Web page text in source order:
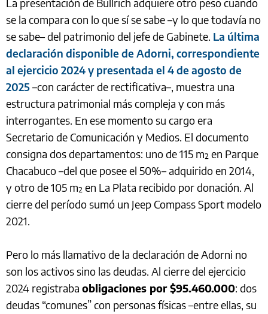
La presentación de Bullrich adquiere otro peso cuando
se la compara con lo que sí se sabe –y lo que todavía no
se sabe– del patrimonio del jefe de Gabinete. La última
declaración disponible de Adorni, correspondiente
al ejercicio 2024 y presentada el 4 de agosto de
2025–con carácter de rectificativa–, muestra una
estructura patrimonial más compleja y con más
interrogantes. En ese momento su cargo era
Secretario de Comunicación y Medios. El documento
consigna dos departamentos: uno de 115 m² en Parque
Chacabuco –del que posee el 50%– adquirido en 2014,
y otro de 105 m² en La Plata recibido por donación. Al
cierre del período sumó un Jeep Compass Sport modelo
2021.
Pero lo más llamativo de la declaración de Adorni no
son los activos sino las deudas. Al cierre del ejercicio
2024 registraba obligaciones por $95.460.000: dos
deudas “comunes” con personas físicas –entre ellas, su